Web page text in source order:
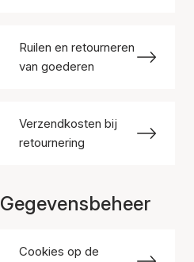
Ruilen en retourneren
van goederen
Verzendkosten bij
retournering
Gegevensbeheer
Cookies op de